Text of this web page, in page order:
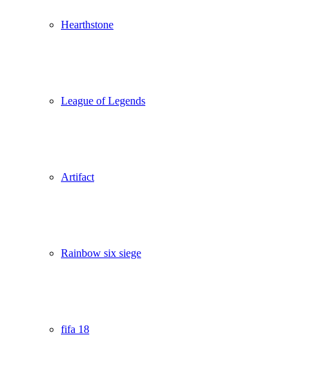
Hearthstone
League of Legends
Artifact
Rainbow six siege
fifa 18